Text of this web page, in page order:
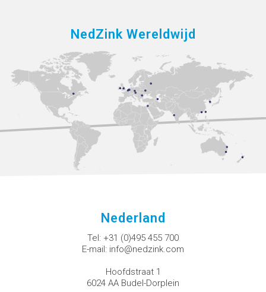
NedZink Wereldwijd
Nederland
Tel: +31 (0)495 455 700
E-mail: info@nedzink.com
Hoofdstraat 1
6024 AA Budel-Dorplein